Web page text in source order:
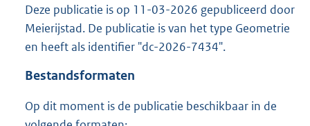
s
r
o
e
Deze publicatie is op 11-03-2026 gepubliceerd door
Meierijstad. De publicatie is van het type Geometrie
en heeft als identifier "dc-2026-7434".
Bestandsformaten
Op dit moment is de publicatie beschikbaar in de